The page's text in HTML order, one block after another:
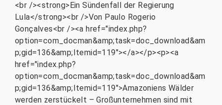
<br /><strong>Ein Sündenfall der Regierung
Lula</strong><br />Von Paulo Rogerio
Gonçalves<br /><a href="index.php?
option=com_docman&amp;task=doc_download&am
p;gid=136&amp;Itemid=119"></a></p><p><a
href="index.php?
option=com_docman&amp;task=doc_download&am
p;gid=136&amp;Itemid=119">Amazoniens Wälder
werden zerstückelt – Großunternehmen sind mit